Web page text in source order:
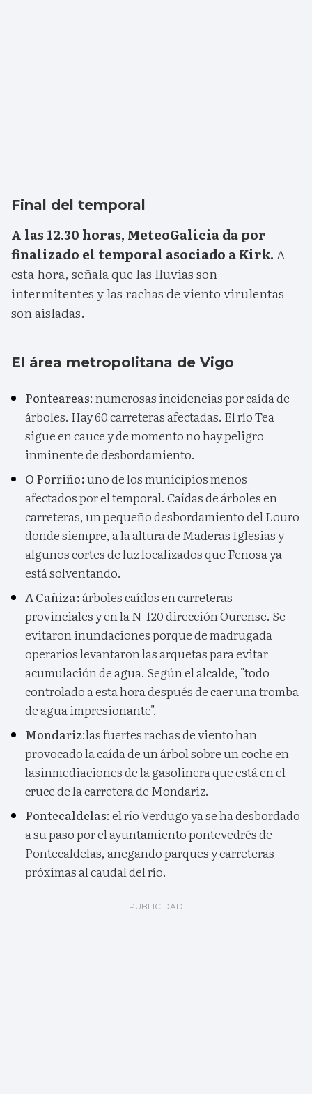
Final del temporal
A las 12.30 horas, MeteoGalicia da por
finalizado el temporal asociado a Kirk.A
esta hora, señala que las lluvias son
intermitentes y las rachas de viento virulentas
son aisladas.
El área metropolitana de Vigo
Ponteareas: numerosas incidencias por caída de
árboles. Hay 60 carreteras afectadas. El río Tea
sigue en cauce y de momento no hay peligro
inminente de desbordamiento.
O Porriño:uno de los municipios menos
afectados por el temporal. Caídas de árboles en
carreteras, un pequeño desbordamiento del Louro
donde siempre, a la altura de Maderas Iglesias y
algunos cortes de luz localizados que Fenosa ya
está solventando.
A Cañiza:árboles caídos en carreteras
provinciales y en la N-120 dirección Ourense. Se
evitaron inundaciones porque de madrugada
operarios levantaron las arquetas para evitar
acumulación de agua. Según el alcalde, "todo
controlado a esta hora después de caer una tromba
de agua impresionante".
Mondariz:las fuertes rachas de viento han
provocado la caída de un árbol sobre un coche en
lasinmediaciones de la gasolinera que está en el
cruce de la carretera de Mondariz.
Pontecaldelas: el río Verdugo ya se ha desbordado
a su paso por el ayuntamiento pontevedrés de
Pontecaldelas, anegando parques y carreteras
próximas al caudal del río.